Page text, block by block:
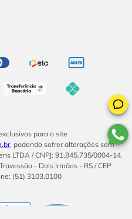
para o site
, podendo sofrer alterações sem
LTDA / CNPJ: 91.845.735/0004-14.
- Dois Irmãos - RS / CEP
(51) 3103.0100